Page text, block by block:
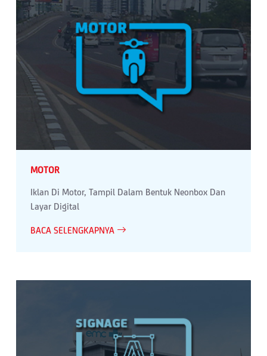
MOTOR
Iklan Di Motor, Tampil Dalam Bentuk Neonbox Dan
Layar Digital
BACA SELENGKAPNYA